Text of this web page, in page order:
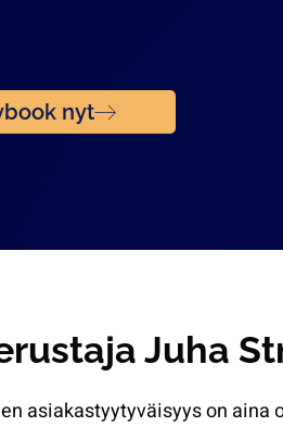
nyt
Juha
asiakastyytyväisyys on